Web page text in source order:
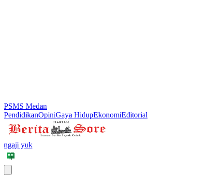
PSMS Medan
PendidikanOpiniGaya HidupEkonomiEditorial
ngaji yuk